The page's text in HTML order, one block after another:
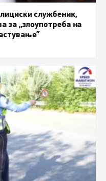
службеник,
за „злоупотреба на